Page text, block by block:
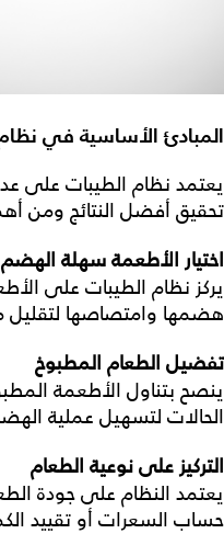
المبادئ الأساسية في
يعتمد نظام الطيبات على
تحقيق أفضل النتائج ومن
اختيار الأطعمة سهلة الهضم
يركز نظام الطيبات على
هضمها وامتصاصها لتقليل
تفضيل الطعام المطبوخ
ينصح بتناول الأطعمة
الحالات لتسهيل عملية
التركيز على نوعية الطعام
يعتمد النظام على جودة
حساب السعرات أو تقييد